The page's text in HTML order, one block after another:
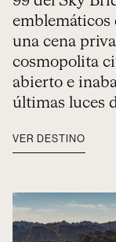
emblemáticos
una cena
cosmopolita
abierto e
últimas luces
VER DESTINO